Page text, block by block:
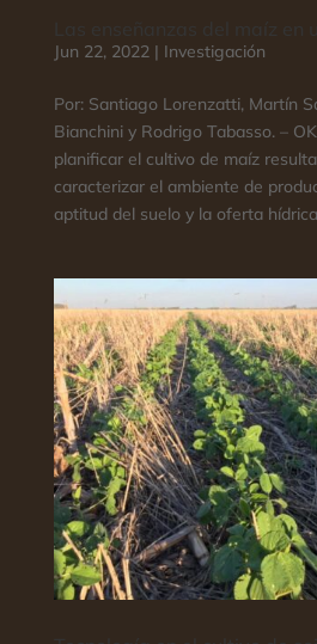
Jun 22, 2022| Investigación
Por: Santiago Lorenzatti, Martín
Bianchini y Rodrigo Tabasso. –
planificar el cultivo de maíz
caracterizar el ambiente de
aptitud del suelo y la oferta